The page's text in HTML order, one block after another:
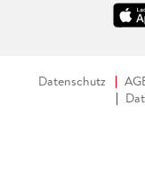
Datenschutz